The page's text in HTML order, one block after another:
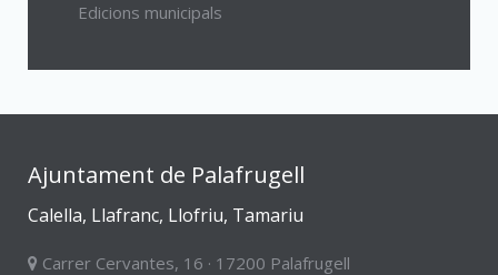
Edicions municipals
Ajuntament de Palafrugell
Calella, Llafranc, Llofriu, Tamariu
Carrer Cervantes, 16 · 17200 Palafrugell